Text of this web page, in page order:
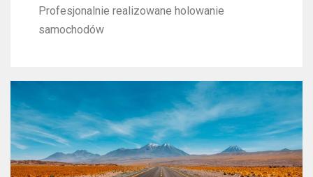
Profesjonalnie realizowane holowanie
samochodów